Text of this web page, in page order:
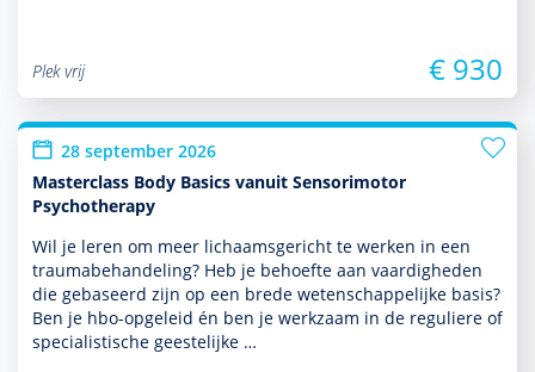
Plek vrij € 930
28 september 2026
Masterclass Body Basics vanuit Sensorimotor
Psychotherapy
Wil je leren om meer lichaamsgericht te werken in een
traumabehan­del­ing? Heb je behoefte aan vaar­dig­heden
die gebaseerd zijn op een brede weten­schappe­lijke basis?
Ben je hbo-opgeleid én ben je werk­zaam in de reguliere of
specialis­tische geeste­lijke …